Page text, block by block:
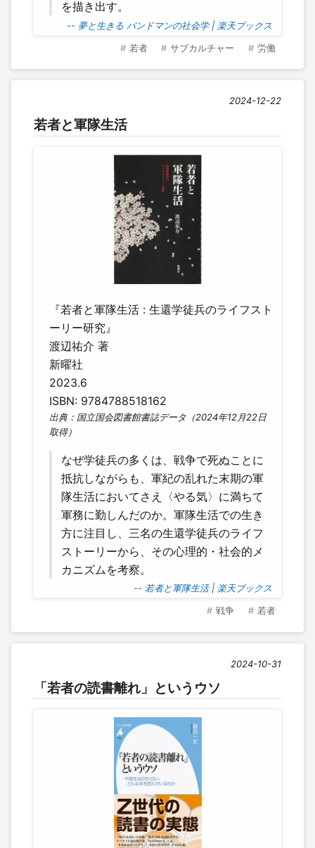
を描き出す。
-- 夢と生きる バンドマンの社会学 | 楽天ブックス
若者 サブカルチャー 労働
2024-12-22
若者と軍隊生活
『若者と軍隊生活 : 生還学徒兵のライフスト
ーリー研究』
渡辺祐介 著
新曜社
2023.6
ISBN: 9784788518162
出典：国立国会図書館書誌データ（2024年12月22日
取得）
なぜ学徒兵の多くは、戦争で死ぬことに
抵抗しながらも、軍紀の乱れた末期の軍
隊生活においてさえ〈やる気〉に満ちて
軍務に勤しんだのか。軍隊生活での生き
方に注目し、三名の生還学徒兵のライフ
ストーリーから、その心理的・社会的メ
カニズムを考察。
-- 若者と軍隊生活 | 楽天ブックス
戦争 若者
2024-10-31
「若者の読書離れ」というウソ